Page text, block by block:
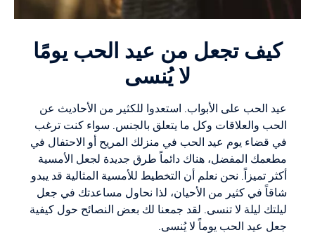
كيف تجعل من عيد الحب يومًا
لا يُنسى
عيد الحب على الأبواب. استعدوا للكثير من الأحاديث عن
الحب والعلاقات وكل ما يتعلق بالجنس. سواء كنت ترغب
في قضاء يوم عيد الحب في منزلك المريح أو الاحتفال في
مطعمك المفضل، هناك دائماً طرق جديدة لجعل الأمسية
أكثر تميزاً. نحن نعلم أن التخطيط للأمسية المثالية قد يبدو
شاقاً في كثير من الأحيان، لذا نحاول مساعدتك في جعل
ليلتك ليلة لا تنسى. لقد جمعنا لك بعض النصائح حول كيفية
جعل عيد الحب يوماً لا يُنسى.